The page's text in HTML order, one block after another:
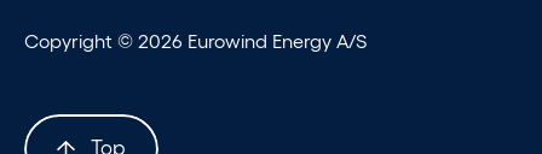
Copyright © 2026 Eurowind Energy A/S
Top